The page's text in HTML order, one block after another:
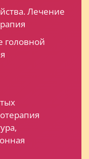
Лечение
головной